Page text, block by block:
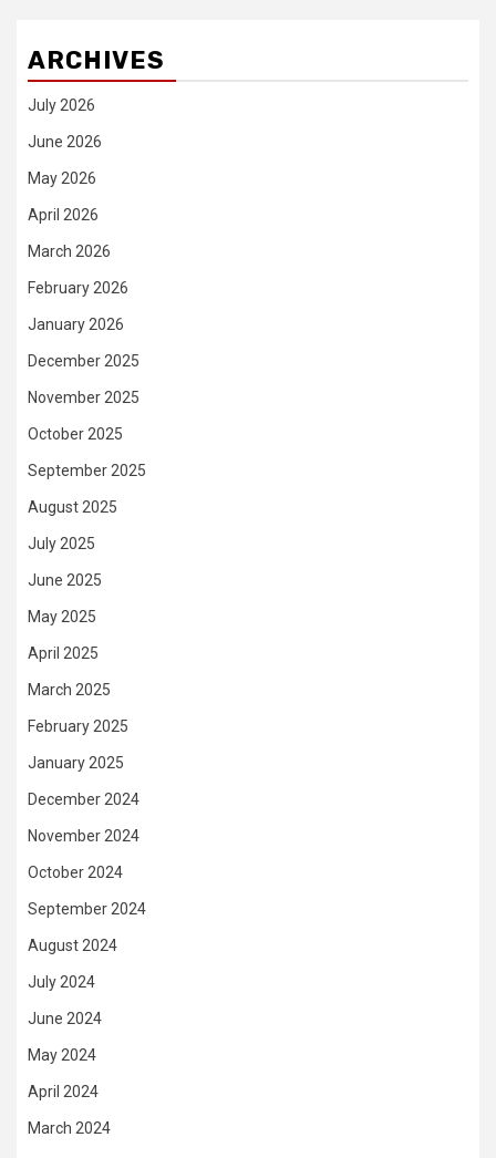
ARCHIVES
July 2026
June 2026
May 2026
April 2026
March 2026
February 2026
January 2026
December 2025
November 2025
October 2025
September 2025
August 2025
July 2025
June 2025
May 2025
April 2025
March 2025
February 2025
January 2025
December 2024
November 2024
October 2024
September 2024
August 2024
July 2024
June 2024
May 2024
April 2024
March 2024